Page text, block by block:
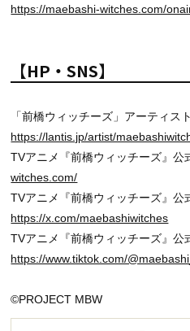
https://maebashi-witches.com/
【HP・SNS】
「前橋ウィッチーズ」アーティス
https://lantis.jp/artist/
TVアニメ『前橋ウィッチーズ』公
witches.com/
TVアニメ『前橋ウィッチーズ』公
https://x.com/maebashiwitches
TVアニメ『前橋ウィッチーズ』公
https://www.tiktok.com/
©PROJECT MBW